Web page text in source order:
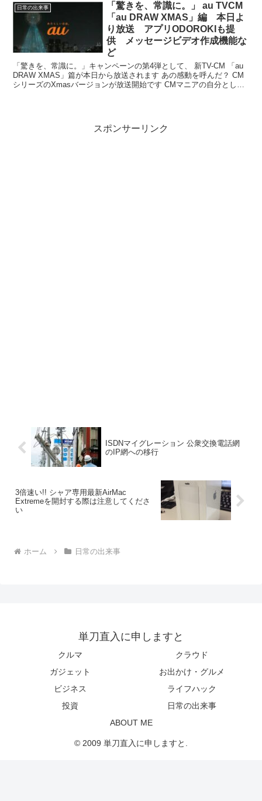
日常の出来事
「驚きを、常識に。」 au TVCM
「au DRAW XMAS」編 本日よ
り放送 アプリODOROKIも提
供 メッセージビデオ作成機能な
ど
「驚きを、常識に。」キャンペーンの第4弾として、 新TV-CM 「au
DRAW XMAS」篇が本日から放送されます あの感動を呼んだ？ CM
シリーズのXmasバージョンが放送開始です CMマニアの自分として
スポンサーリンク
ISDNマイグレーション 公衆交換電話網
のIP網への移行
3倍速い!! シャア専用最新AirMac
Extremeを開封する際は注意してくださ
い
ホーム 日常の出来事
単刀直入に申しますと
クルマ
クラウド
ガジェット
お出かけ・グルメ
ビジネス
ライフハック
投資
日常の出来事
ABOUT ME
© 2009 単刀直入に申しますと.